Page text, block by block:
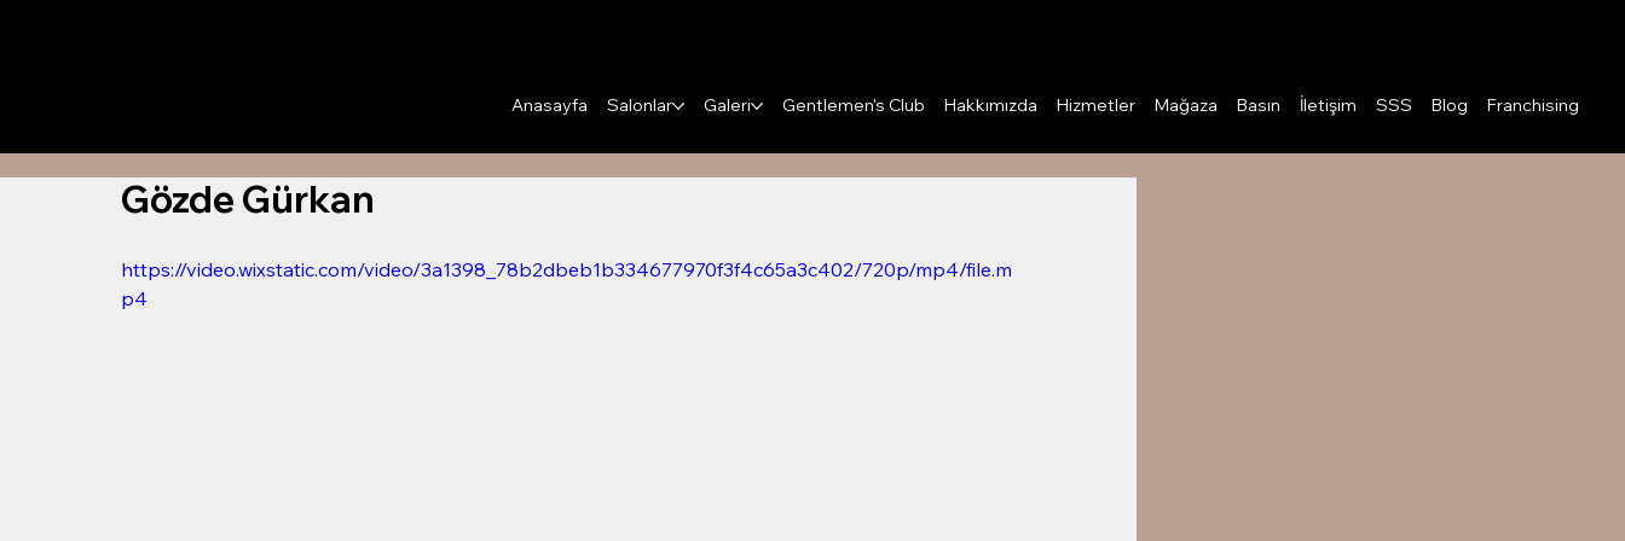
Anasayfa Salonlar Galeri Gentlemen's Club Hakkımızda Hizmetler Mağaza Basın İletişim SSS Blog Franchising
Gözde Gürkan
https://video.wixstatic.com/video/3a1398_78b2dbeb1b334677970f3f4c65a3c402/720p/mp4/file.m
p4